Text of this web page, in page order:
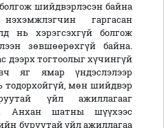
шийдвэрлэсэн байна
гаргасан
нь хэрэгсэхгүй болгож
зөвшөөрөхгүй байна.
дээрх тогтоолыг хүчингүй
яг ямар үндэслэлээр
тодорхойгүй, мөн шийдвэр
үйл ажиллагааг
Анхан шатны шүүхээс
буруутай үйл ажиллагаа